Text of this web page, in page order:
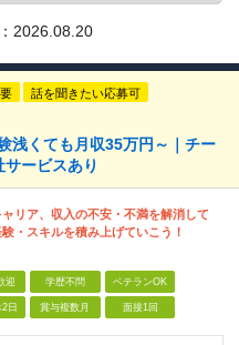
2026.08.20
話を聞きたい応募可
浅くても月収35万円～｜チー
ービスあり
リア、収入の不安・不満を解消して
・スキルを積み上げていこう！
迎 学歴不問 ベテランOK
日 賞与複数月 面接1回